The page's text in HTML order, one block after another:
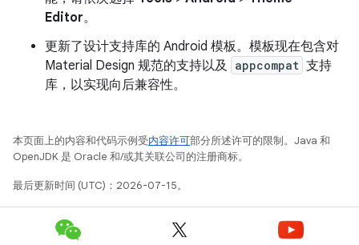
Editor。
更新了设计支持库的 Android 模板。模板现在包含对
Material Design 规范的支持以及 appcompat 支持
库，以实现向后兼容性。
本页面上的内容和代码示例受内容许可部分所述许可的限制。Java 和
OpenJDK 是 Oracle 和/或其关联公司的注册商标。
最后更新时间 (UTC)：2026-07-15。